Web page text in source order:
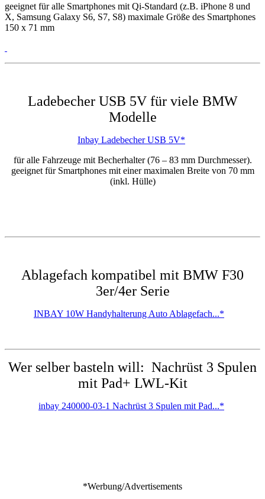
geeignet für alle Smartphones mit Qi-Standard (z.B. iPhone 8 und
X, Samsung Galaxy S6, S7, S8) maximale Größe des Smartphones
150 x 71 mm
Ladebecher USB 5V für viele BMW
Modelle
Inbay Ladebecher USB 5V*
für alle Fahrzeuge mit Becherhalter (76 – 83 mm Durchmesser).
geeignet für Smartphones mit einer maximalen Breite von 70 mm
(inkl. Hülle)
Ablagefach kompatibel mit BMW F30
3er/4er Serie
INBAY 10W Handyhalterung Auto Ablagefach...*
Wer selber basteln will: Nachrüst 3 Spulen
mit Pad+ LWL-Kit
inbay 240000-03-1 Nachrüst 3 Spulen mit Pad...*
*Werbung/Advertisements